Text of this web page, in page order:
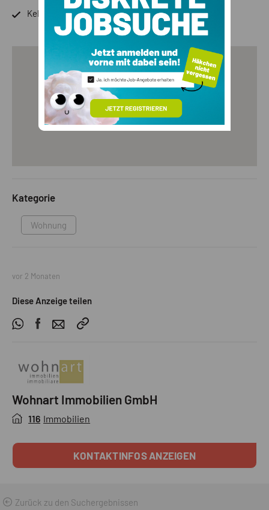
Keller
Kategorie
Wohnung
vor 2 Monaten
Diese Anzeige teilen
Wohnart Immobilien GmbH
116 Immobilien
KONTAKTINFOS ANZEIGEN
Zurück zu den Suchergebnissen